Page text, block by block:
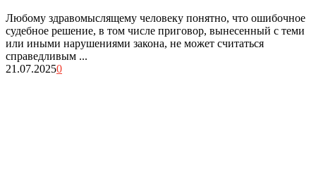
Любому здравомыслящему человеку понятно, что ошибочное
судебное решение, в том числе приговор, вынесенный с теми
или иными нарушениями закона, не может считаться
справедливым ...
21.07.20250